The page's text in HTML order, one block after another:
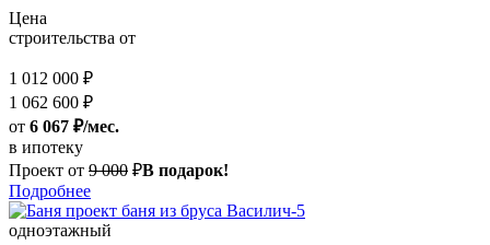
Цена
строительства от
1 012 000 ₽
1 062 600 ₽
от 6 067 ₽/мес.
в ипотеку
Проект от 9 000 ₽В подарок!
Подробнее
одноэтажный